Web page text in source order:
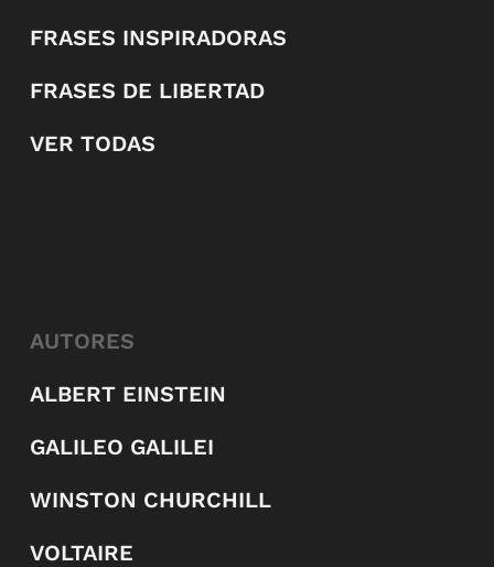
FRASES INSPIRADORAS
FRASES DE LIBERTAD
VER TODAS
AUTORES
ALBERT EINSTEIN
GALILEO GALILEI
WINSTON CHURCHILL
VOLTAIRE